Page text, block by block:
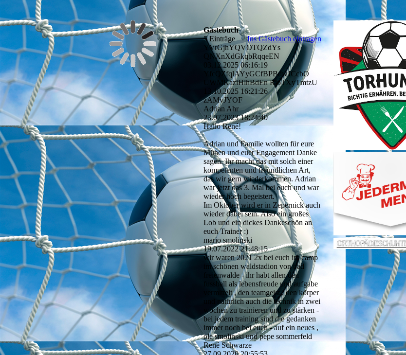
Gästebuch
5 Einträge
Ins Gästebuch eintragen
YVrGjhYQVOTQZdYs
QNXnXdGkqbRqqeEN
03.12.2025 06:16:19
YfcQZfqlAYyGCfBPBdwJCcb­O
UWMKaziHlhBdEn RjoTXyTmtzU
13.10.2025 16:21:26
zAMvJYOF
Adrian Ahr
23.07.2023 18:24:40
Hallo René!
Adrian und Familie wollten für eure
Mühen und euer Engagement Danke
sagen. Ihr macht das mit solch einer
kompetenten und freundlichen Art,
das wir gern wiederkommen. Adrian
war jetzt das 3. Mal bei euch und war
wieder hoch begeistert.
Im Oktober wird er in Zepernick auch
wieder dabei sein. Also ein großes
Lob und ein dickes Dankeschön an
euch Trainer :)
mario smolinski
19.07.2022 21:48:15
wir waren 2021 2x bei euch im camp
im schönen waldstadion von bad
freienwalde - ihr habt allen den
fussball als lebensfreude und aufgabe
vermittelt , den teamgeist , den körper
und natürlich auch die technik in zwei
wochen zu trainieren und zu stärken -
bei jedem training sind die gedanken
immer noch bei euch - auf ein neues ,
ole smolinski und pepe sommerfeld
René Schwarze